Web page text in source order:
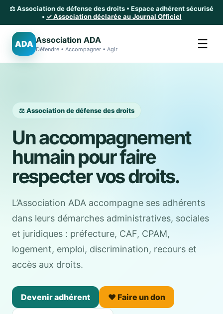
⚖️ Association de défense des droits • Espace adhérent sécurisé
• ✓ Association déclarée au Journal Officiel
ADA Association ADA
Défendre • Accompagner • Agir ☰
⚖️ Association de défense des droits
Un accompagnement
humain pour faire
respecter vos droits.
L’Association ADA accompagne ses adhérents
dans leurs démarches administratives, sociales
et juridiques : préfecture, CAF, CPAM,
logement, emploi, discrimination, recours et
accès aux droits.
Devenir adhérent ❤️ Faire un don